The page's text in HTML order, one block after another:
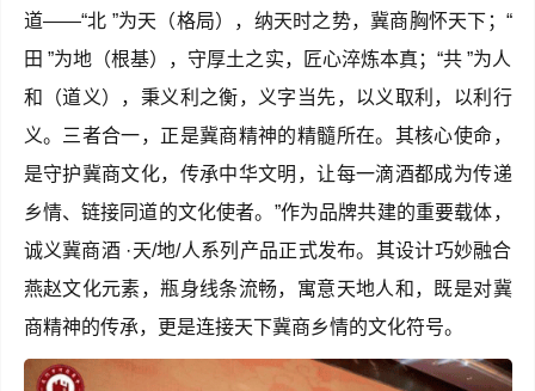
道——“北 ”为天（格局），纳天时之势，冀商胸怀天下；“
田 ”为地（根基），守厚土之实，匠心淬炼本真；“共 ”为人
和（道义），秉义利之衡，义字当先，以义取利，以利行
义。三者合一，正是冀商精神的精髓所在。其核心使命，
是守护冀商文化，传承中华文明，让每一滴酒都成为传递
乡情、链接同道的文化使者。”作为品牌共建的重要载体，
诚义冀商酒 ·天/地/人系列产品正式发布。其设计巧妙融合
燕赵文化元素，瓶身线条流畅，寓意天地人和，既是对冀
商精神的传承，更是连接天下冀商乡情的文化符号。